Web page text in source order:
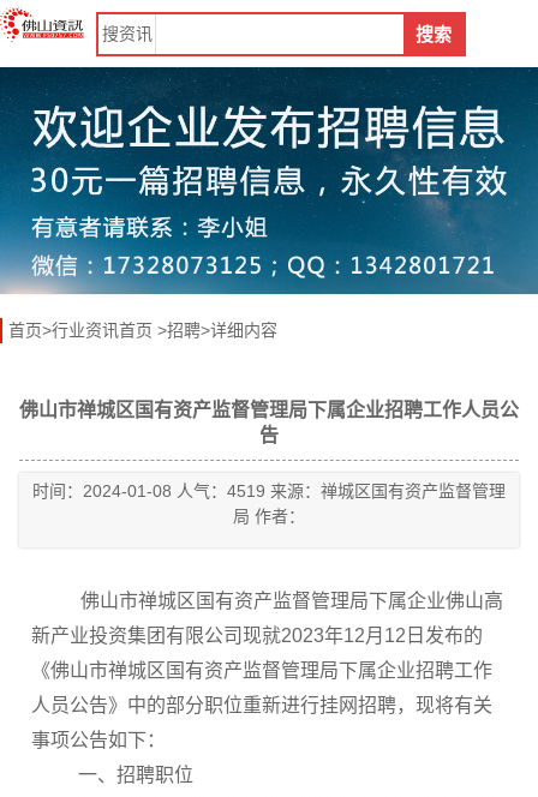
搜资讯 搜索
首页>行业资讯首页 >招聘>详细内容
佛山市禅城区国有资产监督管理局下属企业招聘工作人员公
告
时间：2024-01-08 人气：4519 来源：禅城区国有资产监督管理
局 作者：
佛山市禅城区国有资产监督管理局下属企业佛山高
新产业投资集团有限公司现就2023年12月12日发布的
《佛山市禅城区国有资产监督管理局下属企业招聘工作
人员公告》中的部分职位重新进行挂网招聘，现将有关
事项公告如下：
一、招聘职位